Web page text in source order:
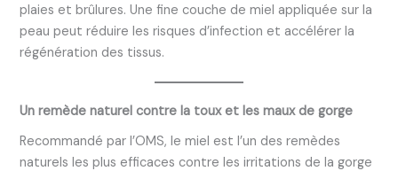
plaies et brûlures. Une fine couche de miel appliquée sur la
peau peut réduire les risques d’infection et accélérer la
régénération des tissus.
Un remède naturel contre la toux et les maux de gorge
Recommandé par l’OMS, le miel est l’un des remèdes
naturels les plus efficaces contre les irritations de la gorge